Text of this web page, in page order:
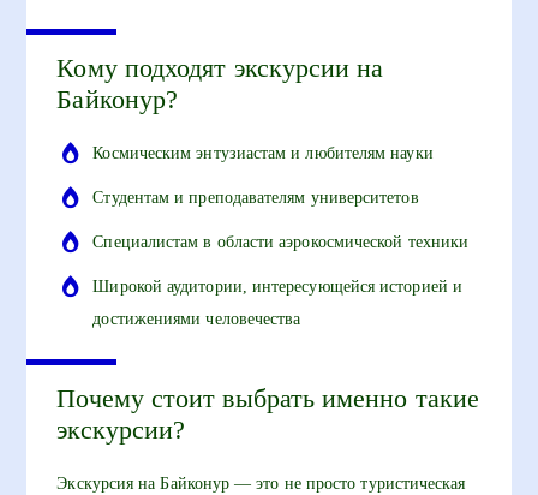
Кому подходят экскурсии на
Байконур?
Космическим энтузиастам и любителям науки
Студентам и преподавателям университетов
Специалистам в области аэрокосмической техники
Широкой аудитории, интересующейся историей и
достижениями человечества
Почему стоит выбрать именно такие
экскурсии?
Экскурсия на Байконур — это не просто туристическая